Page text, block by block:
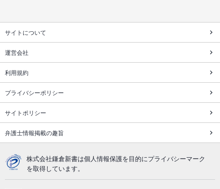
サイトについて
運営会社
利用規約
プライバシーポリシー
サイトポリシー
弁護士情報掲載の趣旨
株式会社鎌倉新書は個人情報保護を目的にプライバシーマーク
を取得しています。